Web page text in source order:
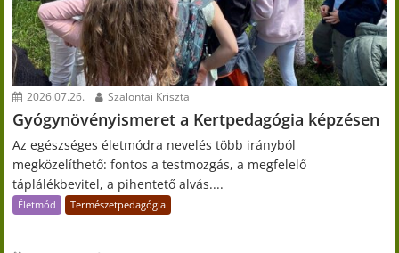
2026.07.26. Szalontai Kriszta
Gyógynövényismeret a Kertpedagógia képzésen
Az egészséges életmódra nevelés több irányból
megközelíthető: fontos a testmozgás, a megfelelő
táplálékbevitel, a pihentető alvás....
Életmód Természetpedagógia